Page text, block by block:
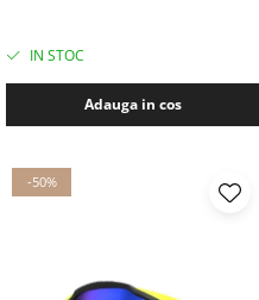
IN STOC
Adauga in cos
-50%